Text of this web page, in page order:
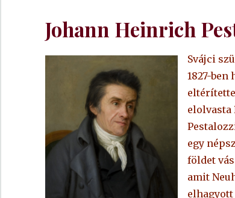
Johann Heinrich
Svájci
1827-
elolvasta
egy
földet
amit